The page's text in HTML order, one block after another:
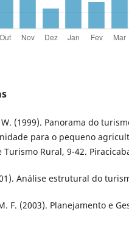
(1999). Panorama do
para o pequeno
Rural, 9-42.
Análise estrutural do
F. (2003). Planejamento e